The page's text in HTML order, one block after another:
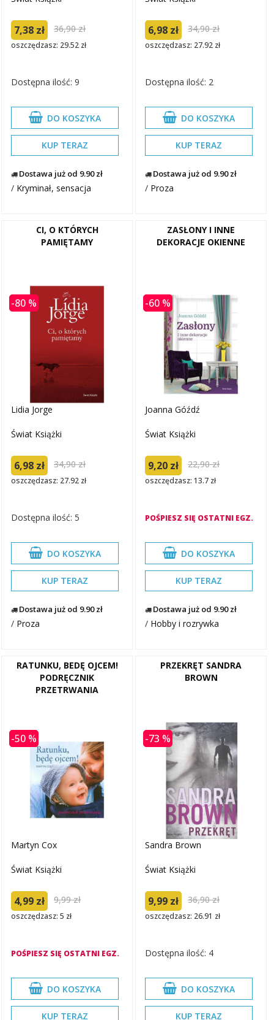
7,38 zł 36,90 zł
oszczędzasz: 29.52 zł
Dostępna ilość: 9
DO KOSZYKA
KUP TERAZ
Dostawa już od 9.90 zł
/ Kryminał, sensacja
6,98 zł 34,90 zł
oszczędzasz: 27.92 zł
Dostępna ilość: 2
DO KOSZYKA
KUP TERAZ
Dostawa już od 9.90 zł
/ Proza
CI, O KTÓRYCH
PAMIĘTAMY
-80 %
Lidia Jorge
Świat Książki
6,98 zł 34,90 zł
oszczędzasz: 27.92 zł
Dostępna ilość: 5
DO KOSZYKA
KUP TERAZ
Dostawa już od 9.90 zł
/ Proza
ZASŁONY I INNE
DEKORACJE OKIENNE
-60 %
Joanna Góźdź
Świat Książki
9,20 zł 22,90 zł
oszczędzasz: 13.7 zł
POŚPIESZ SIĘ OSTATNI EGZ.
DO KOSZYKA
KUP TERAZ
Dostawa już od 9.90 zł
/ Hobby i rozrywka
RATUNKU, BEDĘ OJCEM!
PODRĘCZNIK
PRZETRWANIA
-50 %
Martyn Cox
Świat Książki
4,99 zł 9,99 zł
oszczędzasz: 5 zł
POŚPIESZ SIĘ OSTATNI EGZ.
DO KOSZYKA
KUP TERAZ
PRZEKRĘT SANDRA
BROWN
-73 %
Sandra Brown
Świat Książki
9,99 zł 36,90 zł
oszczędzasz: 26.91 zł
Dostępna ilość: 4
DO KOSZYKA
KUP TERAZ